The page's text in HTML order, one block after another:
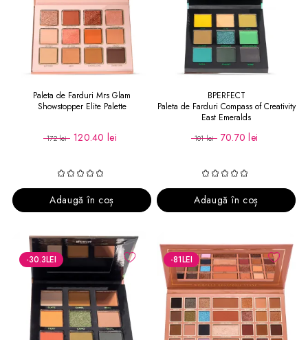
Paleta de Farduri Mrs Glam
Showstopper Elite Palette
172 lei 120.40 lei
Adaugă în coș
BPERFECT
Paleta de Farduri Compass of Creativity
East Emeralds
101 lei 70.70 lei
Adaugă în coș
-30.3LEI -81LEI